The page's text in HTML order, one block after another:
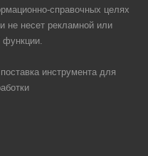
справочных целях
не несет рекламной или
функции.
инструмента для